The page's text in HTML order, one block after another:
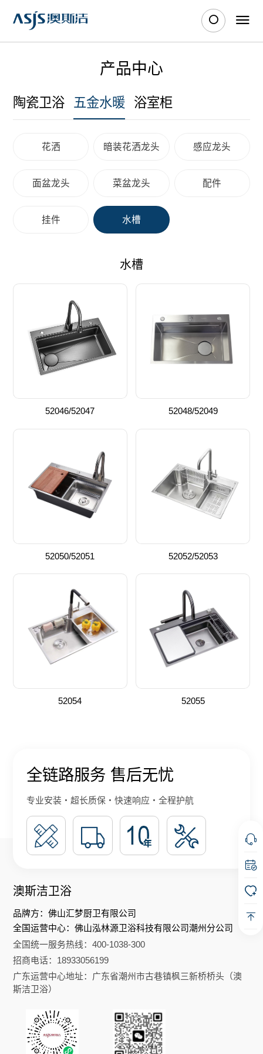
产品中心
陶瓷卫浴 五金水暖 浴室柜
花洒 暗装花洒龙头 感应龙头
面盆龙头 菜盆龙头 配件
挂件 水槽
水槽
52046/52047 52048/52049
52050/52051 52052/52053
52054 52055
全链路服务 售后无忧
专业安装・超长质保・快速响应・全程护航
澳斯洁卫浴
品牌方：佛山汇梦厨卫有限公司
全国运营中心：佛山泓林源卫浴科技有限公司潮州分公司
全国统一服务热线：400-1038-300
招商电话：18933056199
广东运营中心地址：广东省潮州市古巷镇枫三新桥桥头（澳
斯洁卫浴）